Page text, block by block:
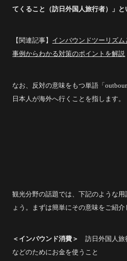
てくること（訪日外国人旅行者）」
【関連記事】 インバウンドツーリズ
事例からわかる対策のポイントを解説
なお、反対の意味をもつ単語「
日本人が海外へ行くことを指します。
観光分野の話題では、下記のような
ょう。まずは簡単にその意味をご紹介
＜インバウンド消費＞訪日外国人旅
などのためにお金を使うこと